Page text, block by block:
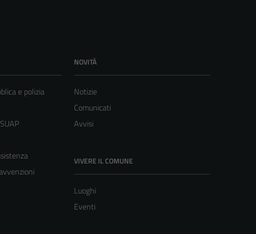
e polizia
NOVITÀ
Notizie
Comunicati
Avvisi
VIVERE IL COMUNE
Luoghi
Eventi